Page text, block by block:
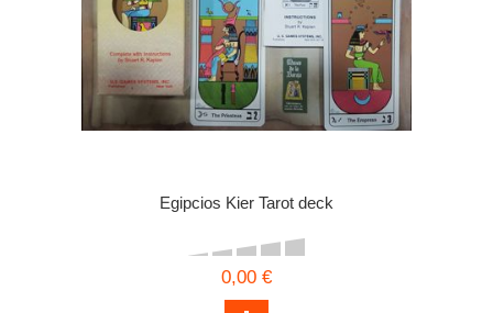
Egipcios Kier Tarot deck
0,00 €